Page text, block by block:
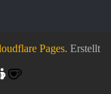
Pages. Erstellt